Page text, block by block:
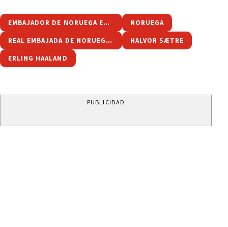
EMBAJADOR DE NORUEGA EN ARGENTINA NORUEGA
REAL EMBAJADA DE NORUEGA EN ARGENTINA HALVOR SÆTRE
ERLING HAALAND
PUBLICIDAD